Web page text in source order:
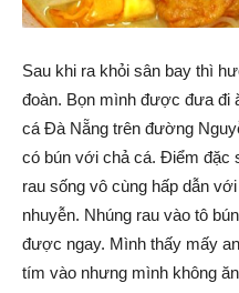
Sau khi ra khỏi sân bay thì
đoàn. Bọn mình được đưa đi
cá Đà Nẵng trên đường
có bún với chả cá. Điểm đặc
rau sống vô cùng hấp dẫn
nhuyễn. Nhúng rau vào tô
được ngay. Mình thấy mấy
tím vào nhưng mình không